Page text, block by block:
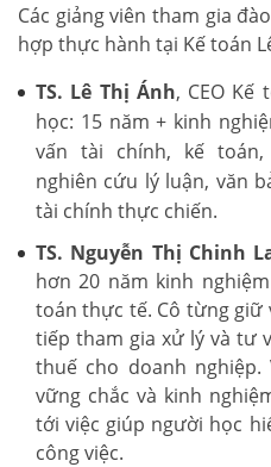
Các giảng viên tham gia
hợp thực hành tại Kế toán
TS. Lê Thị Ánh, CEO Kế
học: 15 năm + kinh
vấn tài chính, kế
nghiên cứu lý luận, văn
tài chính thực chiến.
TS. Nguyễn Thị Chinh
hơn 20 năm kinh
toán thực tế. Cô từng
tiếp tham gia xử lý và tư
thuế cho doanh
vững chắc và kinh
tới việc giúp người học
công việc.